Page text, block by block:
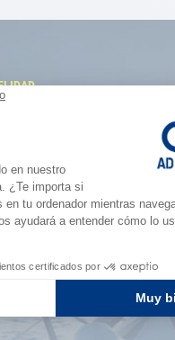
de